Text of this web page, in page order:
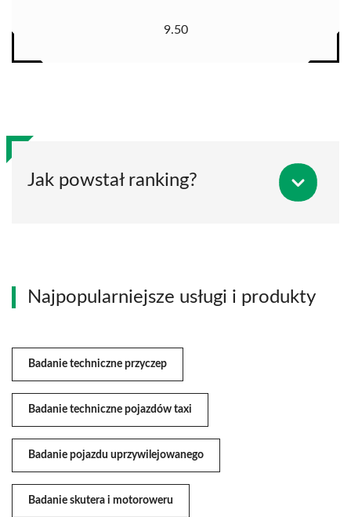
9.50
Jak powstał ranking?
Najpopularniejsze usługi i produkty
Badanie techniczne przyczep
Badanie techniczne pojazdów taxi
Badanie pojazdu uprzywilejowanego
Badanie skutera i motoroweru